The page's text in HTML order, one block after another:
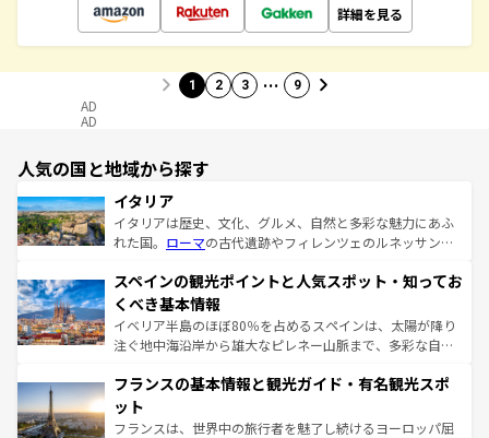
詳細を見る
1 2 3 … 9
AD
AD
人気の国と地域から探す
イタリア
イタリアは歴史、文化、グルメ、自然と多彩な魅力にあふ
れた国。 ローマの古代遺跡やフィレンツェのルネッサンス
ろん、トスカーナの美しい田園風景やアマルフィ海岸の絶
景など、自然景観も見逃せない。観光の合間には、本場の
ピザやパスタなど、絶品のイタリア料理を堪能することも
できる。朝目覚めてから夜眠るまで、すべての瞬間を楽し
なお、新着のイタリア情報はコンテンツ一覧を参照してほ
しい。
スペインの観光ポイントと人気スポット・知ってお
くべき基本情報
イベリア半島のほぼ80％を占めるスペインは、太陽が降り
注ぐ地中海沿岸から雄大なピレネー山脈まで、多彩な自然
文化が根付くこの国では、情熱的なフラメンコ、熱気あふ
れる闘牛、そして美味しいタパスが生活の一部となってい
る。首都マドリードの洗練された雰囲気や、バルセロナの
フランスの基本情報と観光ガイド・有名観光スポ
ット
フランスは、世界中の旅行者を魅了し続けるヨーロッパ屈